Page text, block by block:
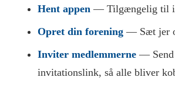
Hent appen — Tilgængelig til
Opret din forening — Sæt jer
Inviter medlemmerne — Send
invitationslink, så alle bliver